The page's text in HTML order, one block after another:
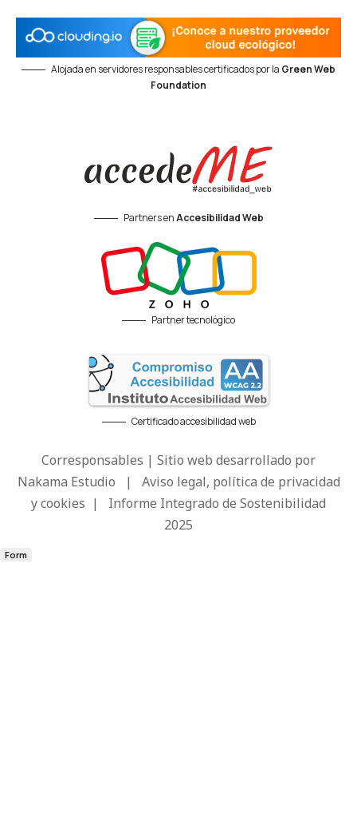
Alojada en servidores responsables certificados por la Green Web
Foundation
Partners enAccesibilidad Web
Partner tecnológico
Certificado accesibilidad web
Corresponsables | Sitio web desarrollado por
Nakama Estudio | Aviso legal, política de privacidad
y cookies | Informe Integrado de Sostenibilidad
2025
Form